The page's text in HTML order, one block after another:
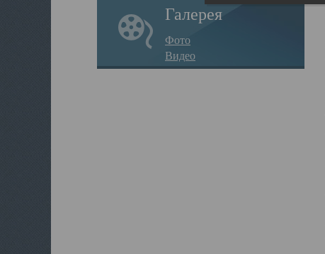
Галерея
Фото
Видео